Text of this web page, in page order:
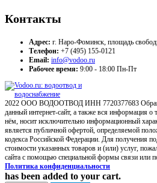
Контакты
Адрес: г. Наро-Фоминск, площадь
Телефон: +7 (495) 155-0121
Email: info@vodoo.ru
Рабочее время: 9:00 - 18:00 Пн-Пт
2022 ООО ВОДООТВОД ИНН 7720377683
данный интернет-сайт, а также вся информация о
нём, носит исключительно информационный
является публичной офертой, определяемой
кодекса Российской Федерации. Для получения
стоимости указанных товаров и (или) услуг,
сайта с помощью специальной формы связи или
Политика конфиденциальности
has been added to your cart.